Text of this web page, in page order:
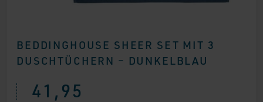
BEDDINGHOUSE SHEER SET MIT 3
DUSCHTÜCHERN – DUNKELBLAU
41,95